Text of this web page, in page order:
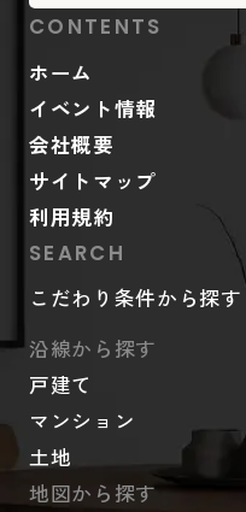
CONTENTS
ホーム
イベント情報
会社概要
サイトマップ
利用規約
SEARCH
こだわり条件から探す
沿線から探す
戸建て
マンション
土地
地図から探す